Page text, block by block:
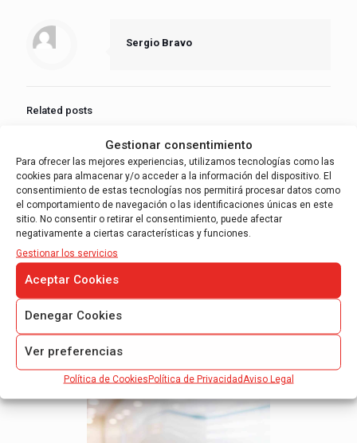
Gestionar consentimiento
Para ofrecer las mejores experiencias, utilizamos tecnologías como las
cookies para almacenar y/o acceder a la información del dispositivo. El
consentimiento de estas tecnologías nos permitirá procesar datos como
el comportamiento de navegación o las identificaciones únicas en este
sitio. No consentir o retirar el consentimiento, puede afectar
negativamente a ciertas características y funciones.
Gestionar los servicios
Aceptar Cookies
Denegar Cookies
Ver preferencias
Política de CookiesPolítica de Privacidad Aviso Legal
Sergio Bravo
Related posts
Los estados financieros intermedios y las PYMES
Read more